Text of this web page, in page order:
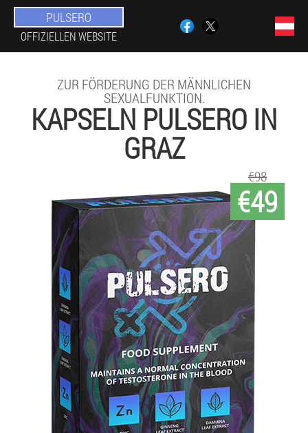
PULSERO
OFFIZIELLEN WEBSITE
ZUR FÖRDERUNG DER MÄNNLICHEN
SEXUALFUNKTION.
KAPSELN PULSERO IN
GRAZ
€49
€98